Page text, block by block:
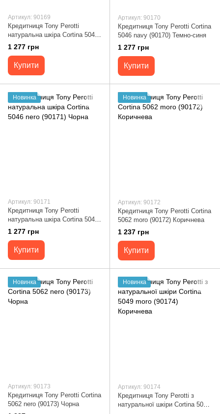
Артикул: 90169
Кредитниця Tony Perotti
натуральна шкіра Cortina 5046
moro (90169) Коричнева
1 277 грн
Купити
Артикул: 90170
Кредитниця Tony Perotti Cortina
5046 navy (90170) Темно-синя
1 277 грн
Купити
Новинка
Артикул: 90171
Кредитниця Tony Perotti
натуральна шкіра Cortina 5046
nero (90171) Чорна
1 277 грн
Купити
Новинка
Артикул: 90172
Кредитниця Tony Perotti Cortina
5062 moro (90172) Коричнева
1 237 грн
Купити
Новинка
Артикул: 90173
Кредитниця Tony Perotti Cortina
5062 nero (90173) Чорна
Новинка
Артикул: 90174
Кредитниця Tony Perotti з
натуральної шкіри Cortina 5049